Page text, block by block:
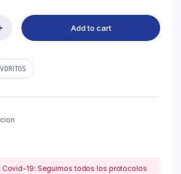
Add to cart
Covid-19: Seguimos todos los protocolos